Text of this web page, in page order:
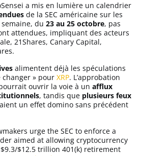
a mis en lumière un calendrier
de la SEC américaine sur les
du 23 au 25 octobre, pas
attendues, impliquant des acteurs
21Shares, Canary Capital,
alimentent déjà les spéculations
» pour XRP. L’approbation
pourrait ouvrir la voie à un afflux
, tandis que plusieurs feux
un effet domino sans précédent
urge the SEC to enforce a
aimed at allowing cryptocurrency
$12.5 trillion 401(k) retirement